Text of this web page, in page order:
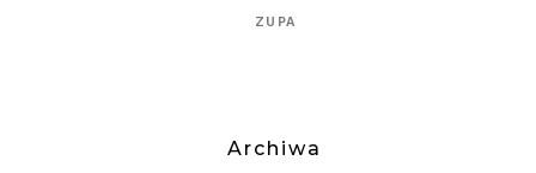
ZUPA
Archiwa